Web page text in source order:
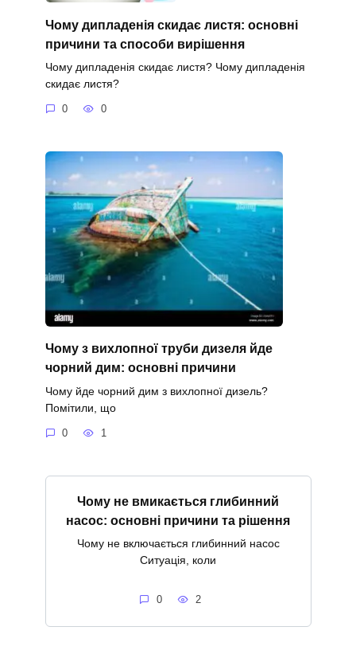
Чому дипладенія скидає листя: основні
причини та способи вирішення
Чому дипладенія скидає листя? Чому дипладенія
скидає листя?
0 0
Чому з вихлопної труби дизеля йде
чорний дим: основні причини
Чому йде чорний дим з вихлопної дизель?
Помітили, що
0 1
Чому не вмикається глибинний
насос: основні причини та рішення
Чому не включається глибинний насос
Ситуація, коли
0 2